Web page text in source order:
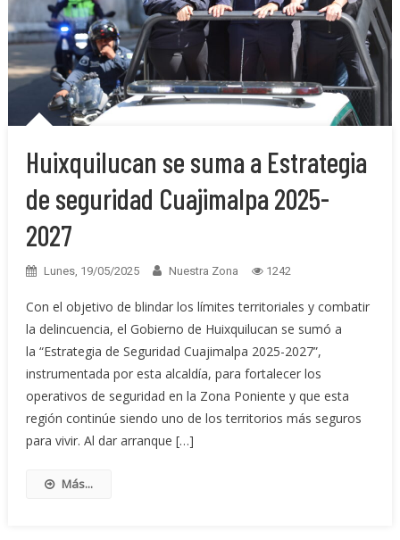
Huixquilucan se suma a Estrategia
de seguridad Cuajimalpa 2025-
2027
Lunes, 19/05/2025 Nuestra Zona 1242
Con el objetivo de blindar los límites territoriales y combatir
la delincuencia, el Gobierno de Huixquilucan se sumó a
la “Estrategia de Seguridad Cuajimalpa 2025-2027”,
instrumentada por esta alcaldía, para fortalecer los
operativos de seguridad en la Zona Poniente y que esta
región continúe siendo uno de los territorios más seguros
para vivir. Al dar arranque […]
Más...